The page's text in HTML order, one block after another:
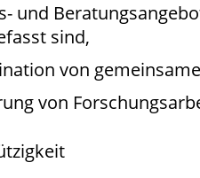
und
sind,
von
von